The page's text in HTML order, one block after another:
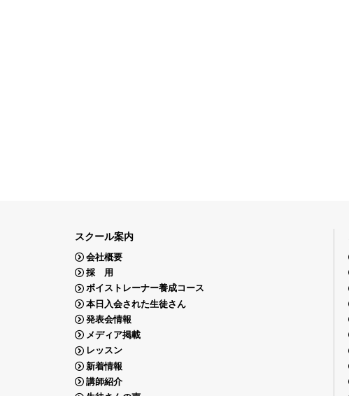
スクール案内
会社概要
採 用
ボイストレーナー養成コース
本日入会された生徒さん
発表会情報
メディア掲載
レッスン
新着情報
講師紹介